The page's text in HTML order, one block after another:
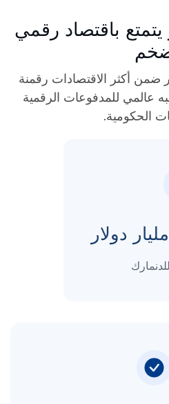
باقتصاد رقمي
ضمن أكثر الاقتصادات رقمنة
عالمي للمدفوعات الرقمية
الحكومية.